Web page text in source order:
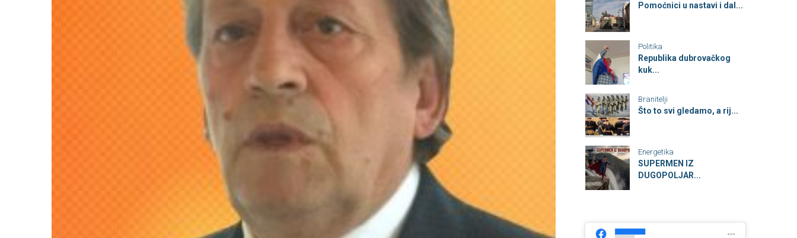
Pomoćnici u nastavi i dal...
Politika
Republika dubrovačkog
kuk...
Branitelji
Što to svi gledamo, a rij...
Energetika
SUPERMEN IZ
DUGOPOLJAR...